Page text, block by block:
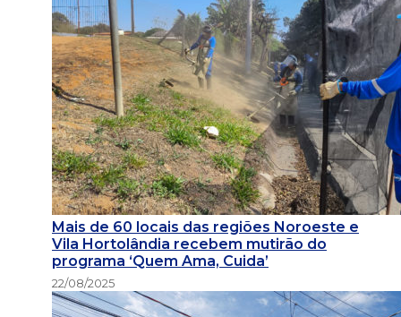
Mais de 60 locais das regiões Noroeste e
Vila Hortolândia recebem mutirão do
programa ‘Quem Ama, Cuida’
22/08/2025